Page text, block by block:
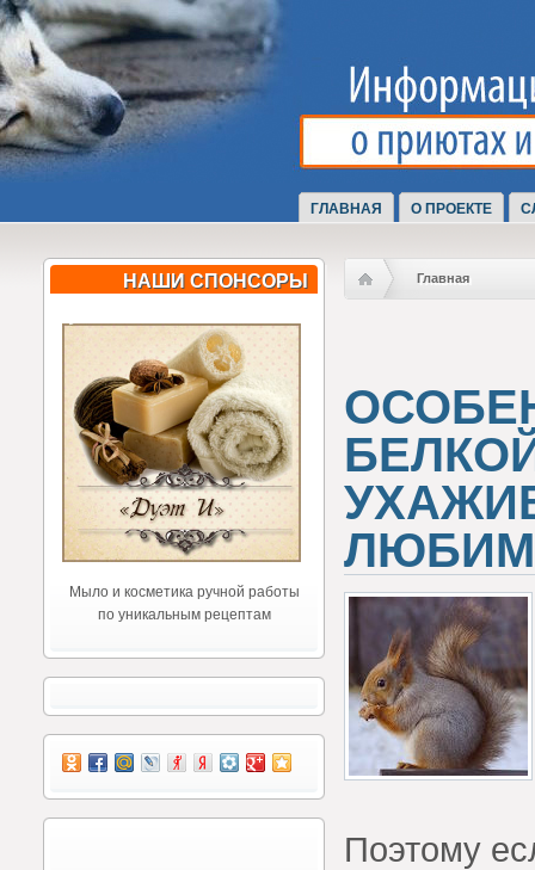
ГЛАВНАЯ О ПРОЕКТЕ
НАШИ СПОНСОРЫ
Мыло и косметика ручной работы
по уникальным рецептам
Главная
Поэтому